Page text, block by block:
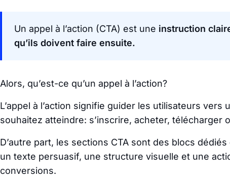
Un appel à l’action (CTA) est une instruction
qu’ils doivent faire ensuite.
Alors, qu’est-ce qu’un appel à l’action?
L’appel à l’action signifie guider les utilisateurs
souhaitez atteindre: s’inscrire, acheter, télécharger
D’autre part, les sections CTA sont des blocs
un texte persuasif, une structure visuelle et une
conversions.